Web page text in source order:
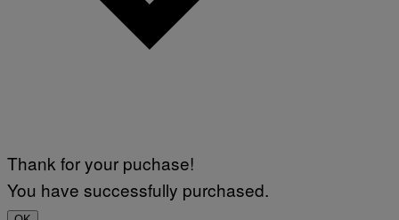
Thank for your puchase!
You have successfully purchased.